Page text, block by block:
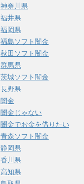
神奈川県
福井県
福岡県
福島ソフト闇金
秋田ソフト闇金
群馬県
茨城ソフト闇金
長野県
闇金
闇金じゃない
闇金でお金を借りたい
青森ソフト闇金
静岡県
香川県
高知県